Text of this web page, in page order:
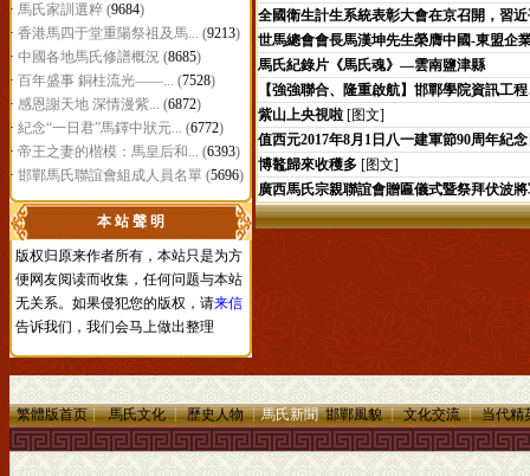
· 馬氏家訓選粹 (9684)
· 香港馬四于堂重陽祭祖及馬... (9213)
· 中國各地馬氏修譜概況 (8685)
· 百年盛事 銅柱流光——... (7528)
· 感恩謝天地 深情漫紫... (6872)
· 紀念“一日君”馬鐸中狀元... (6772)
· 帝王之妻的楷模：馬皇后和... (6393)
· 邯鄲馬氏聯誼會組成人員名單 (5696)
本 站 聲 明
版权归原来作者所有，本站只是为方
便网友阅读而收集，任何问题与本站
无关系。如果侵犯您的版权，请来信
告诉我们，我们会马上做出整理
全國衛生計生系統表彰大會在京召開，習
世馬總會會長馬漢坤先生榮膺中國-東盟企
馬氏紀錄片《馬氏魂》—雲南鹽津縣
【強強聯合、隆重啟航】邯鄲學院資訊工
紫山上央視啦 [图文]
值西元2017年8月1日八一建軍節90周年紀
博鼇歸來收穫多 [图文]
廣西馬氏宗親聯誼會贈匾儀式暨祭拜伏波
繁體版首页┊ 馬氏文化┊歷史人物┊馬氏新聞 邯鄲風貌┊文化交流┊当代精